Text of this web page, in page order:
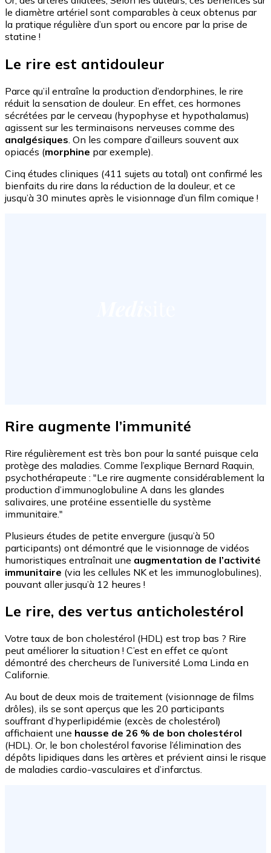
le diamètre artériel sont comparables à ceux obtenus par
la pratique régulière d’un sport ou encore par la prise de
statine !
Le rire est antidouleur
Parce qu’il entraîne la production d’endorphines, le rire
réduit la sensation de douleur. En effet, ces hormones
sécrétées par le cerveau (hypophyse et hypothalamus)
agissent sur les terminaisons nerveuses comme des
analgésiques . On les compare d’ailleurs souvent aux
opiacés (morphine par exemple).
Cinq études cliniques (411 sujets au total) ont confirmé les
bienfaits du rire dans la réduction de la douleur, et ce
jusqu’à 30 minutes après le visionnage d’un film comique !
Rire augmente l’immunité
Rire régulièrement est très bon pour la santé puisque cela
protège des maladies. Comme l’explique Bernard Raquin,
psychothérapeute : "Le rire augmente considérablement la
production d’immunoglobuline A dans les glandes
salivaires, une protéine essentielle du système
immunitaire."
Plusieurs études de petite envergure (jusqu’à 50
participants) ont démontré que le visionnage de vidéos
humoristiques entraînait une augmentation de l’activité
immunitaire (via les cellules NK et les immunoglobulines),
pouvant aller jusqu’à 12 heures !
Le rire, des vertus anticholestérol
Votre taux de bon cholestérol (HDL) est trop bas ? Rire
peut améliorer la situation ! C’est en effet ce qu’ont
démontré des chercheurs de l’université Loma Linda en
Californie.
Au bout de deux mois de traitement (visionnage de films
drôles), ils se sont aperçus que les 20 participants
souffrant d’hyperlipidémie (excès de cholestérol)
affichaient une hausse de 26 % de bon cholestérol
(HDL). Or, le bon cholestérol favorise l’élimination des
dépôts lipidiques dans les artères et prévient ainsi le risque
de maladies cardio-vasculaires et d’infarctus.